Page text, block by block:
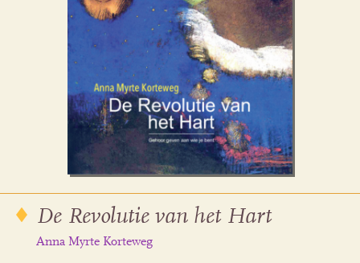
De Revolutie van het Hart
Anna Myrte Korteweg